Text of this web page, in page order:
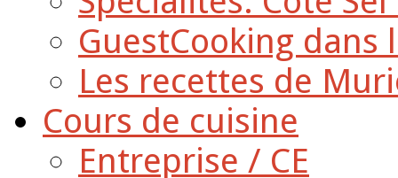
GuestCooking dans
Les recettes de
Cours de cuisine
Entreprise / CE